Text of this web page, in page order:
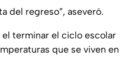
del regreso”, aseveró.
terminar el ciclo escolar
que se viven en